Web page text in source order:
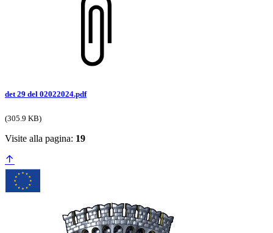
det 29 del 02022024.pdf
(305.9 KB)
Visite alla pagina: 19